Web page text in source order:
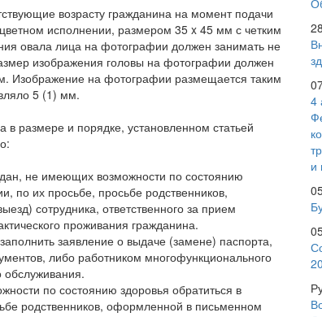
возрасту гражданина на момент подачи
исполнении, размером 35 x 45 мм с четким
овала лица на фотографии должен занимать не
изображения головы на фотографии должен
Изображение на фотографии размещается таким
5 (1) мм.
размере и порядке, установленном статьей
не имеющих возможности по состоянию
по их просьбе, просьбе родственников,
сотрудника, ответственного за прием
проживания гражданина.
заявление о выдаче (замене) паспорта,
либо работником многофункционального
по состоянию здоровья обратиться в
родственников, оформленной в письменном
4
и